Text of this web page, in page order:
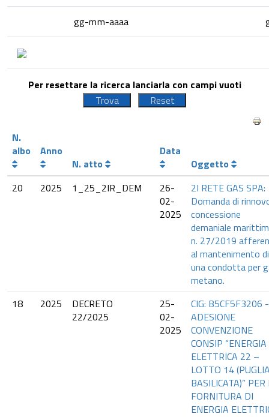
gg-mm-aaaa
Per resettare la ricerca lanciarla con campi vuoti
N.
albo
Anno
N. atto
Data
Oggetto
20
2025 1_25_2IR_DEM
26-
02-
2025
2I RETE GAS SPA:
Domanda di
concessione
demaniale
n. 27/2019
al mantenimento di
una condotta per
metano.
18
2025
DECRETO
22/2025
25-
02-
2025
CIG: B5CF5F3206 -
ADESIONE
CONVENZIONE
CONSIP “ENERGIA
ELETTRICA 22 –
LOTTO 14
BASILICATA)” PER
FORNITURA DI
ENERGIA